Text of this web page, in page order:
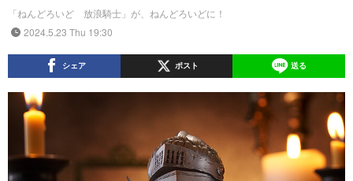
「ねんどろいど 放浪騎士」が、ねんどろいどに！
2024.5.23 Thu 19:30
シェア ポスト 送る